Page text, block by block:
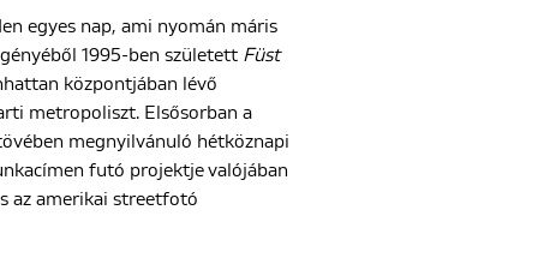
egyes nap, ami nyomán máris
1995-ben született Füst
központjában lévő
metropoliszt. Elsősorban a
megnyilvánuló hétköznapi
futó projektje valójában
az amerikai streetfotó